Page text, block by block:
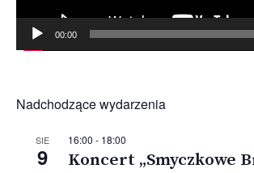
00:00
Nadchodzące wydarzenia
SIE
9
16:00 - 18:00
Koncert „Smyczkowe